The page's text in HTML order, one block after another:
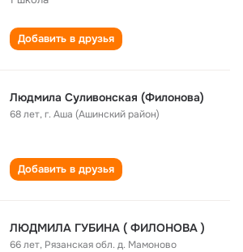
Добавить в друзья
Людмила Суливонская (Филонова)
68 лет,г. Аша (Ашинский район)
Добавить в друзья
ЛЮДМИЛА ГУБИНА ( ФИЛОНОВА )
66 лет, Рязанская обл. д. Мамоново